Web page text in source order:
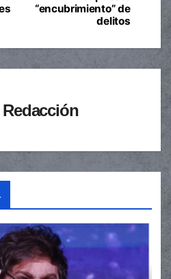
“encubrimiento” de
delitos
Redacción